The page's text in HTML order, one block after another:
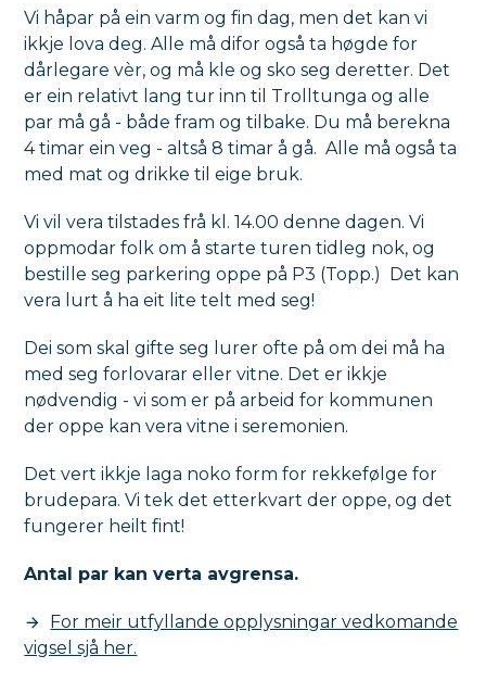
Vi håpar på ein varm og fin dag, men det kan vi
ikkje lova deg. Alle må difor også ta høgde for
dårlegare vèr, og må kle og sko seg deretter. Det
er ein relativt lang tur inn til Trolltunga og alle
par må gå - både fram og tilbake. Du må berekna
4 timar ein veg - altså 8 timar å gå. Alle må også ta
med mat og drikke til eige bruk.
Vi vil vera tilstades frå kl. 14.00 denne dagen. Vi
oppmodar folk om å starte turen tidleg nok, og
bestille seg parkering oppe på P3 (Topp.) Det kan
vera lurt å ha eit lite telt med seg!
Dei som skal gifte seg lurer ofte på om dei må ha
med seg forlovarar eller vitne. Det er ikkje
nødvendig - vi som er på arbeid for kommunen
der oppe kan vera vitne i seremonien.
Det vert ikkje laga noko form for rekkefølge for
brudepara. Vi tek det etterkvart der oppe, og det
fungerer heilt fint!
Antal par kan verta avgrensa.
For meir utfyllande opplysningar vedkomande
vigsel sjå her.